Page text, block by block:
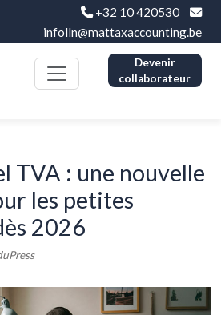
+32 10 420530
infolln@mattaxaccounting.be
Devenir
collaborateur
TVA : une nouvelle
les petites
2026